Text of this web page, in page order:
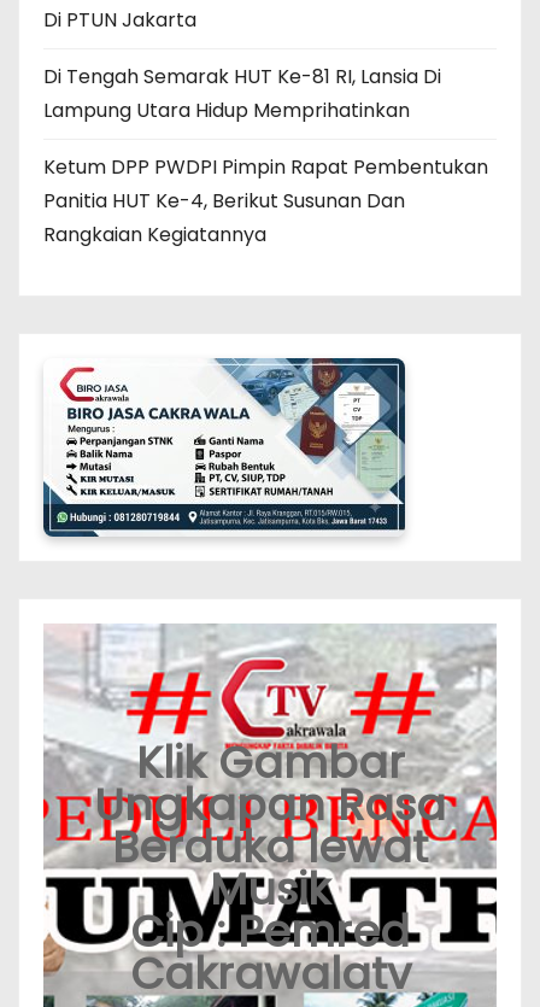
Di PTUN Jakarta
Di Tengah Semarak HUT Ke-81 RI, Lansia Di
Lampung Utara Hidup Memprihatinkan
Ketum DPP PWDPI Pimpin Rapat Pembentukan
Panitia HUT Ke-4, Berikut Susunan Dan
Rangkaian Kegiatannya
Klik Gambar
Ungkapan Rasa
Berduka lewat
Musik
Cip : Pemred
Cakrawalatv